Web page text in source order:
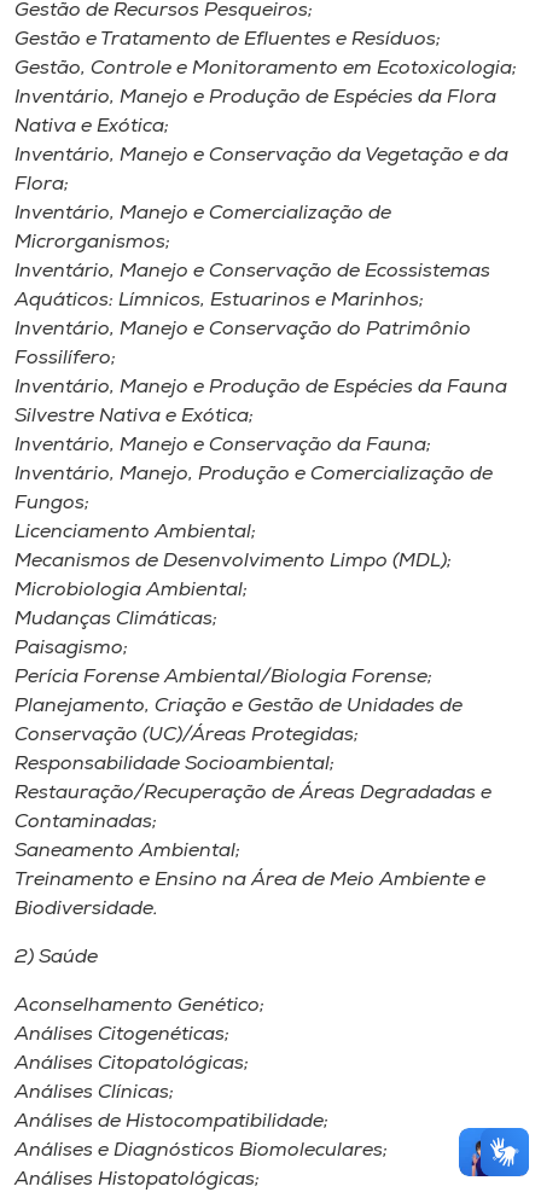
Gestão de Recursos Pesqueiros;
Gestão e Tratamento de Efluentes e Resíduos;
Gestão, Controle e Monitoramento em Ecotoxicologia;
Inventário, Manejo e Produção de Espécies da Flora
Nativa e Exótica;
Inventário, Manejo e Conservação da Vegetação e da
Flora;
Inventário, Manejo e Comercialização de
Microrganismos;
Inventário, Manejo e Conservação de Ecossistemas
Aquáticos: Límnicos, Estuarinos e Marinhos;
Inventário, Manejo e Conservação do Patrimônio
Fossilífero;
Inventário, Manejo e Produção de Espécies da Fauna
Silvestre Nativa e Exótica;
Inventário, Manejo e Conservação da Fauna;
Inventário, Manejo, Produção e Comercialização de
Fungos;
Licenciamento Ambiental;
Mecanismos de Desenvolvimento Limpo (MDL);
Microbiologia Ambiental;
Mudanças Climáticas;
Paisagismo;
Perícia Forense Ambiental/Biologia Forense;
Planejamento, Criação e Gestão de Unidades de
Conservação (UC)/Áreas Protegidas;
Responsabilidade Socioambiental;
Restauração/Recuperação de Áreas Degradadas e
Contaminadas;
Saneamento Ambiental;
Treinamento e Ensino na Área de Meio Ambiente e
Biodiversidade.
2) Saúde
Aconselhamento Genético;
Análises Citogenéticas;
Análises Citopatológicas;
Análises Clínicas;
Análises de Histocompatibilidade;
Análises e Diagnósticos Biomoleculares;
Análises Histopatológicas;